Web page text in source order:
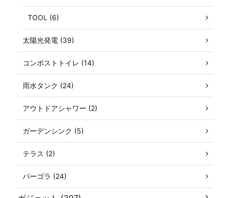
TOOL (6)
太陽光発電 (39)
コンポストトイレ (14)
雨水タンク (24)
アウトドアシャワー (2)
ガーデンシンク (5)
テラス (2)
パーゴラ (24)